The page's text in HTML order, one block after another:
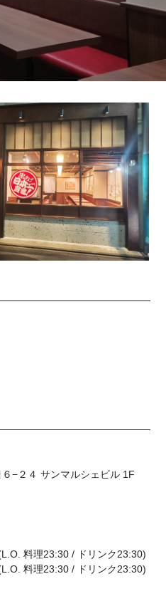
−２４ サンマルシェビル 1F
料理23:30 / ドリンク23:30)
料理23:30 / ドリンク23:30)